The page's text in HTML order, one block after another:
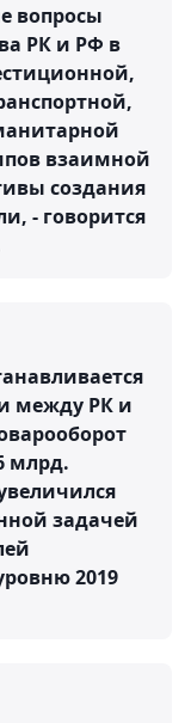
вопросы
РК и РФ в
взаимной
создания
- говорится
между РК и
млрд.
задачей
2019